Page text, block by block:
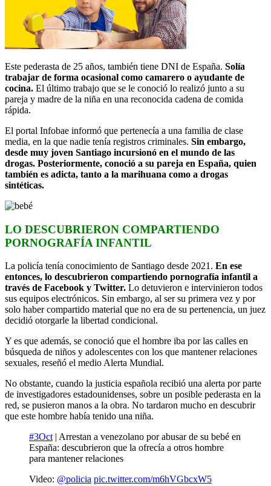
Este pederasta de 25 años, también tiene DNI de España. Solía
trabajar de forma ocasional como camarero o ayudante de
cocina. El último trabajo que se le conoció lo realizó junto a su
pareja y madre de la niña en una reconocida cadena de comida
rápida.
El portal Infobae informó que pertenecía a una familia de clase
media, en la que nadie tenía registros criminales. Sin embargo,
desde muy joven Santiago incursionó en el mundo de las
drogas. Posteriormente, conoció a su pareja en España, quien
también es adicta, tanto a la marihuana como a drogas
sintéticas.
LO DESCUBRIERON COMPARTIENDO
PORNOGRAFÍA INFANTIL
La policía tenía conocimiento de Santiago desde 2021. En ese
entonces, lo descubrieron compartiendo pornografía infantil a
través de Facebook y Twitter. Lo detuvieron e intervinieron todos
sus equipos electrónicos. Sin embargo, al ser su primera vez y por
solo haber compartido material que no era de su pertenencia, un juez
decidió otorgarle la libertad condicional.
Y es que además, se conoció que el hombre iba por las calles en
búsqueda de niños y adolescentes con los que mantener relaciones
sexuales, reseñó el medio Alerta Mundial.
No obstante, cuando la justicia española recibió una alerta por parte
de investigadores estadounidenses, sobre un posible pederasta en la
red, se pusieron manos a la obra. No tardaron mucho en descubrir
que este hombre había tenido una niña.
#3Oct | Arrestan a venezolano por abusar de su bebé en
España: descubrieron que la ofrecía a otros hombre
para mantener relaciones
Video: @policia pic.twitter.com/m6hVGbcxW5